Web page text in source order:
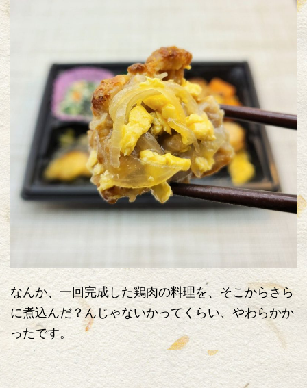
なんか、一回完成した鶏肉の料理を、そこからさら
に煮込んだ？んじゃないかってくらい、やわらかか
ったです。